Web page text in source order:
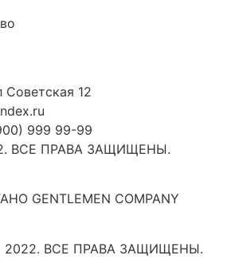
Советская 12
999 99-99
ВСЕ ПРАВА ЗАЩИЩЕНЫ.
GENTLEMEN COMPANY
2022. ВСЕ ПРАВА ЗАЩИЩЕНЫ.